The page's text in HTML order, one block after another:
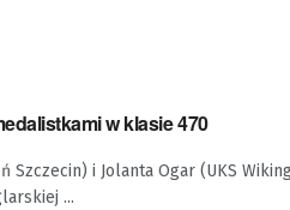
w klasie 470
Szczecin) i Jolanta Ogar (UKS
...